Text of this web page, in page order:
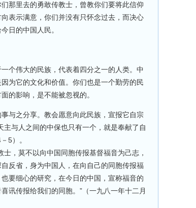
那里去的勇敢传教士，曾教你们要将此信仰
表示满意，你们并没有只怀念过去，而决心
日的中国人民。
个伟大的民族，代表着四分之一的人类。中
为它的文化和价值。你们也是一个勤劳的民
的影响，是不能被忽视的。
与之分享。教会愿意向此民族，宣报它自宗
与人之间的中保也只有一个，就是奉献了自
5）。
，莫不以向中国同胞传报基督福音为己志，
反省，身为中国人，在向自己的同胞传报福
要细心的研究，在今日的中国，宣称福音的
讯传报给我们的同胞。”（一九八一年十二月